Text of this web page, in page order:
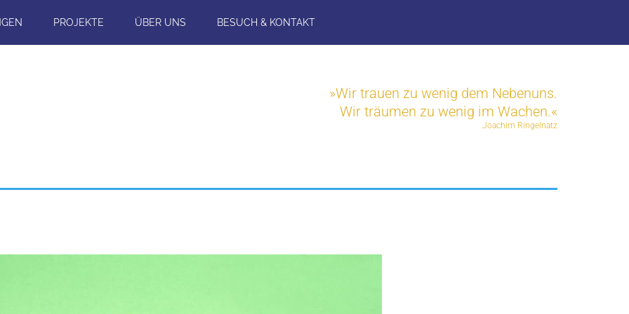
PROJEKTE ÜBER UNS BESUCH & KONTAKT
»Wir trauen zu wenig dem Nebenuns.
Wir träumen zu wenig im Wachen.«
Joachim Ringelnatz